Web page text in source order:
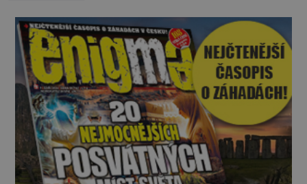
jistotou neví, kdo jej napsal, kdy vznikl ani co
vlastně vypráví. Rohoncský kodex se poprvé
objevuje v roce